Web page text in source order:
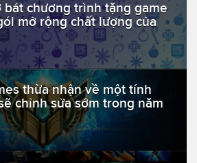
bát chương trình tặng game
mở rộng chất lượng của
thừa nhận về một tính
chỉnh sửa sớm trong năm